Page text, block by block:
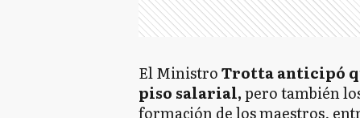
El MinistroTrotta anticipó
piso salarial,pero también
formación de los maestros,